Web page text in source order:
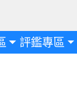
評鑑專區